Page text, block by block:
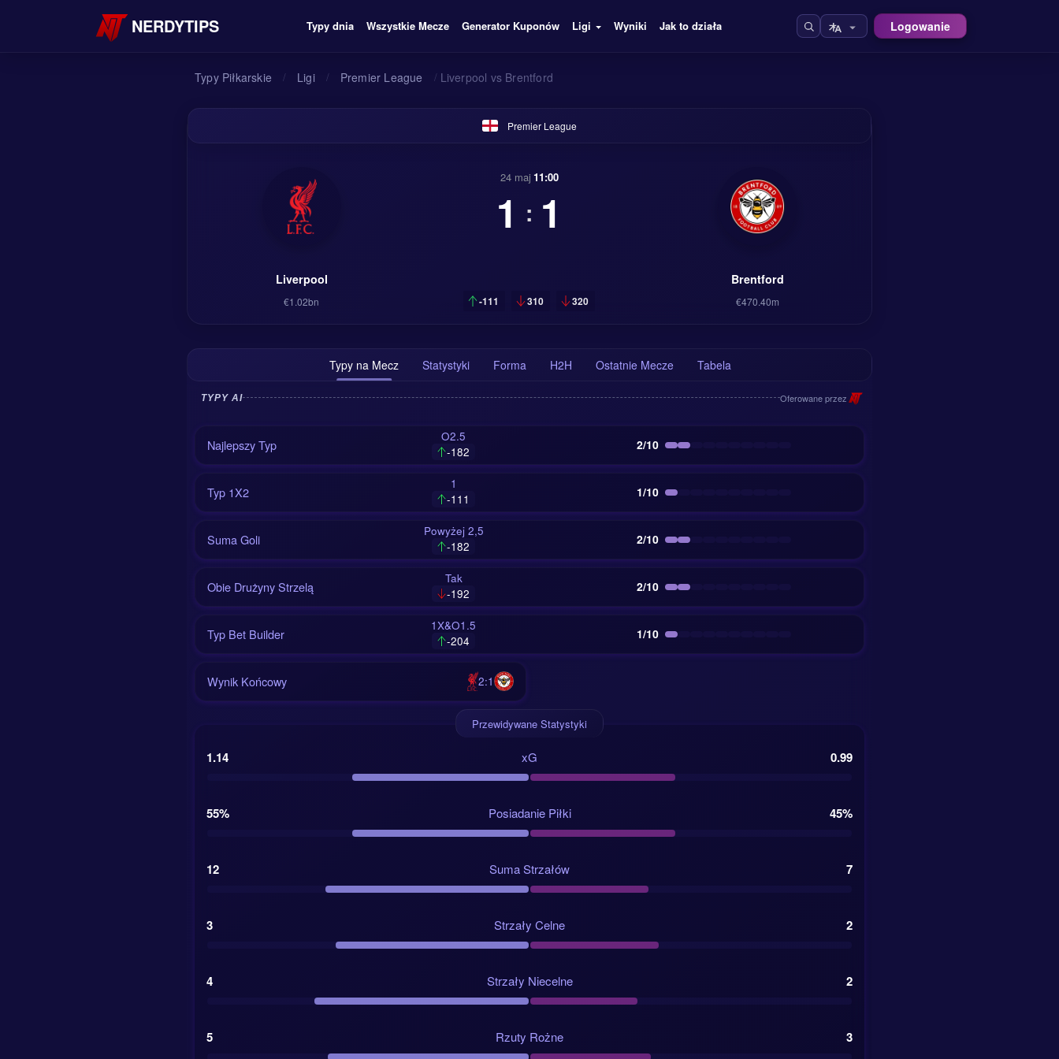
NERDYTIPS Typy dnia Wszystkie Mecze Generator Kuponów Ligi Wyniki Jak to działa Logowanie
Typy Piłkarskie / Ligi / Premier League / Liverpool vs Brentford
Premier League
Liverpool
€1.02bn
24 maj 11:00
1 : 1
-111 310 320
Brentford
€470.40m
Typy na Mecz Statystyki Forma H2H Ostatnie Mecze Tabela
TYPY AI Oferowane przez
Najlepszy Typ
O2.5
-182
2/10
Typ 1X2
1
-111
1/10
Suma Goli
Powyżej 2,5
-182
2/10
Obie Drużyny Strzelą
Tak
-192
2/10
Typ Bet Builder
1X&O1.5
-204
1/10
Wynik Końcowy 2:1
Przewidywane Statystyki
1.14 xG 0.99
55% Posiadanie Piłki 45%
12 Suma Strzałów 7
3 Strzały Celne 2
4 Strzały Niecelne 2
5 Rzuty Rożne 3